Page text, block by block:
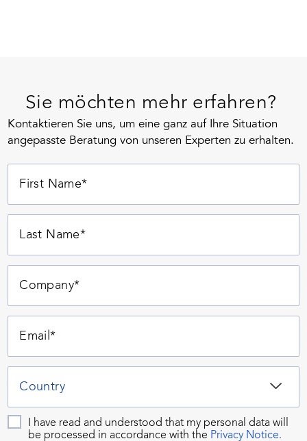
Sie möchten mehr erfahren?
Kontaktieren Sie uns, um eine ganz auf Ihre Situation
angepasste Beratung von unseren Experten zu erhalten.
I have read and understood that my personal data will
be processed in accordance with the Privacy Notice.